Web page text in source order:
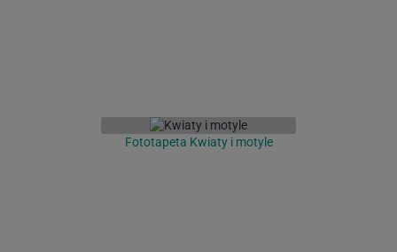
Fototapeta Kwiaty i motyle